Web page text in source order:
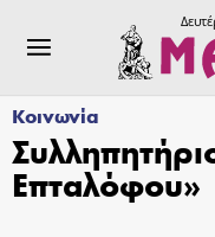
Κοινωνία
Επταλόφου»